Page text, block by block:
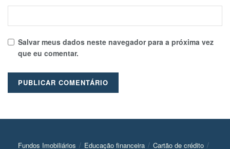
Salvar meus dados neste navegador para a próxima vez
que eu comentar.
Fundos Imobiliários Educação financeira Cartão de crédito